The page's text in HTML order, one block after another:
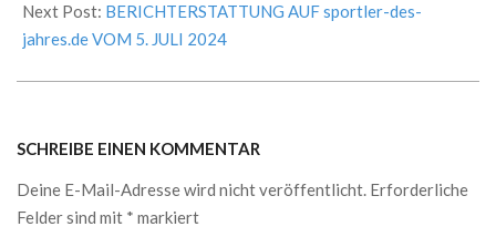
Next Post: BERICHTERSTATTUNG AUF sportler-des-
jahres.de VOM 5. JULI 2024
SCHREIBE EINEN KOMMENTAR
Deine E-Mail-Adresse wird nicht veröffentlicht. Erforderliche
Felder sind mit * markiert